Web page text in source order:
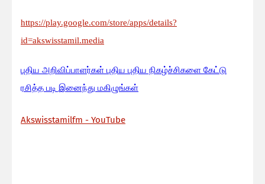
https://play.google.com/store/apps/details?
id=akswisstamil.media
புதிய அறிவிப்பாளர்கள் புதிய புதிய நிகழ்ச்சிகளை கேட்டு
ரசித்த படி இனைந்து மகிழுங்கள்
Akswisstamilfm - YouTube